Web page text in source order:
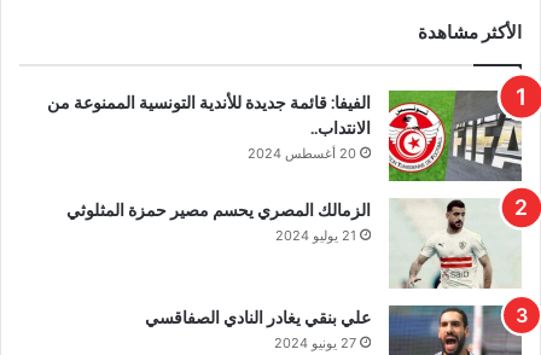
الأكثر مشاهدة
الفيفا: قائمة جديدة للأندية التونسية الممنوعة من
الانتداب..
20 أغسطس 2024
الزمالك المصري يحسم مصير حمزة المثلوثي
21 يوليو 2024
علي بنقي يغادر النادي الصفاقسي
27 يونيو 2024